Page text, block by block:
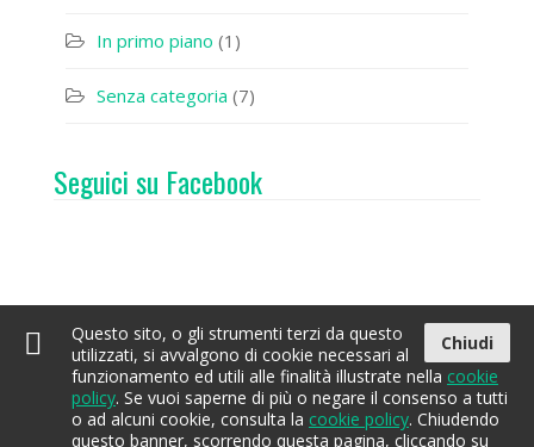
Chiudi
Questo sito, o gli strumenti terzi da questo
utilizzati, si avvalgono di cookie necessari al
funzionamento ed utili alle finalità illustrate nella cookie
policy. Se vuoi saperne di più o negare il consenso a tutti
o ad alcuni cookie, consulta la cookie policy. Chiudendo
questo banner, scorrendo questa pagina, cliccando su
In primo piano (1)
Senza categoria (7)
Seguici su Facebook
Home Acqua Contatti EcoBay